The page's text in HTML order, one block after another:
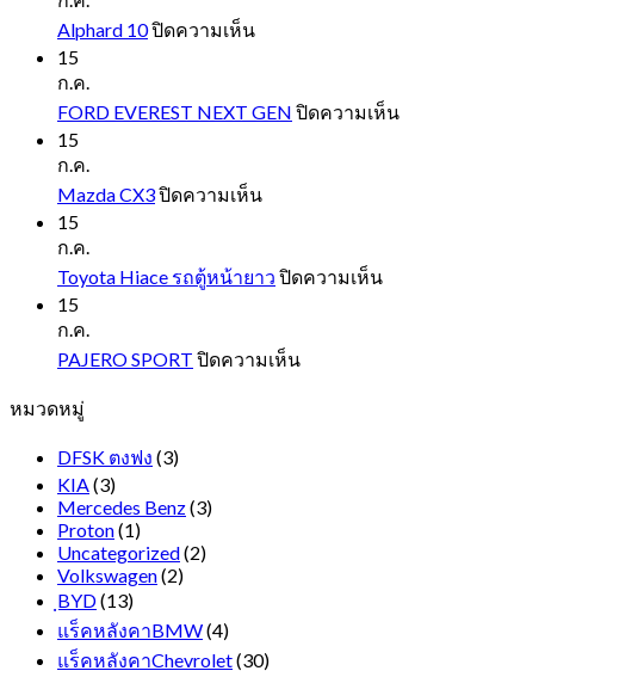
Alphard 10ปิดความเห็นบน
15
ก.ค.
FORD EVEREST NEXT GEN ปิดความเห็นบน
15
ก.ค.
Mazda CX3ปิดความเห็นบน
15
ก.ค.
Toyota Hiace รถตู้หน้ายาว ปิดความเห็นบน
15
ก.ค.
PAJERO SPORT ปิดความเห็นบน
หมวดหมู่
DFSK ตงฟง (3)
KIA(3)
Mercedes Benz(3)
Proton(1)
Uncategorized(2)
Volkswagen(2)
ฺBYD(13)
แร็คหลังคาBMW(4)
แร็คหลังคาChevrolet(30)